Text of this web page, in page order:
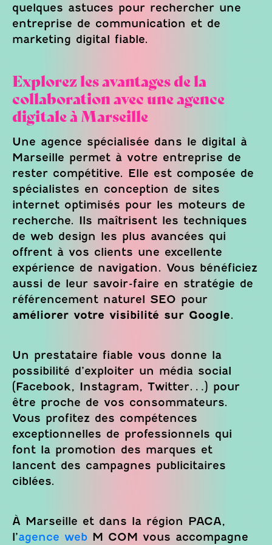
quelques astuces pour rechercher une
entreprise de communication et de
marketing digital fiable.
Explorez les avantages de la
collaboration avec une agence
digitale à Marseille
Une agence spécialisée dans le digital à
Marseille permet à votre entreprise de
rester compétitive. Elle est composée de
spécialistes en conception de sites
internet optimisés pour les moteurs de
recherche. Ils maîtrisent les techniques
de web design les plus avancées qui
offrent à vos clients une excellente
expérience de navigation. Vous bénéficiez
aussi de leur savoir-faire en stratégie de
référencement naturel SEO pour
améliorer votre visibilité sur Google.
Un prestataire fiable vous donne la
possibilité d’exploiter un média social
(Facebook, Instagram, Twitter…) pour
être proche de vos consommateurs.
Vous profitez des compétences
exceptionnelles de professionnels qui
font la promotion des marques et
lancent des campagnes publicitaires
ciblées.
À Marseille et dans la région PACA,
l’agence web M COM vous accompagne